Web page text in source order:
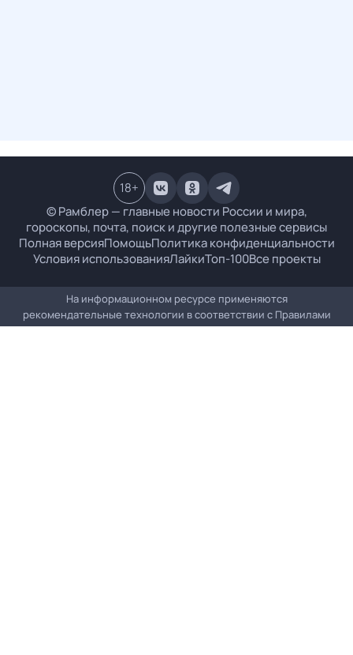
© Рамблер — главные новости России и мира,
гороскопы, почта, поиск и другие полезные сервисы
Полная версияПомощьПолитика конфиденциальности
Условия использованияЛайкиТоп-100Все проекты
18+
На информационном ресурсе применяются
рекомендательные технологии в соответствии с Правилами